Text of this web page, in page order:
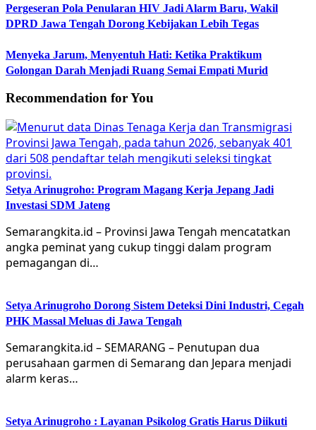
Pergeseran Pola Penularan HIV Jadi Alarm Baru, Wakil
DPRD Jawa Tengah Dorong Kebijakan Lebih Tegas
Menyeka Jarum, Menyentuh Hati: Ketika Praktikum
Golongan Darah Menjadi Ruang Semai Empati Murid
Recommendation for You
Setya Arinugroho: Program Magang Kerja Jepang Jadi
Investasi SDM Jateng
Semarangkita.id – Provinsi Jawa Tengah mencatatkan
angka peminat yang cukup tinggi dalam program
pemagangan di…
Setya Arinugroho Dorong Sistem Deteksi Dini Industri, Cegah
PHK Massal Meluas di Jawa Tengah
Semarangkita.id – SEMARANG – Penutupan dua
perusahaan garmen di Semarang dan Jepara menjadi
alarm keras…
Setya Arinugroho : Layanan Psikolog Gratis Harus Diikuti